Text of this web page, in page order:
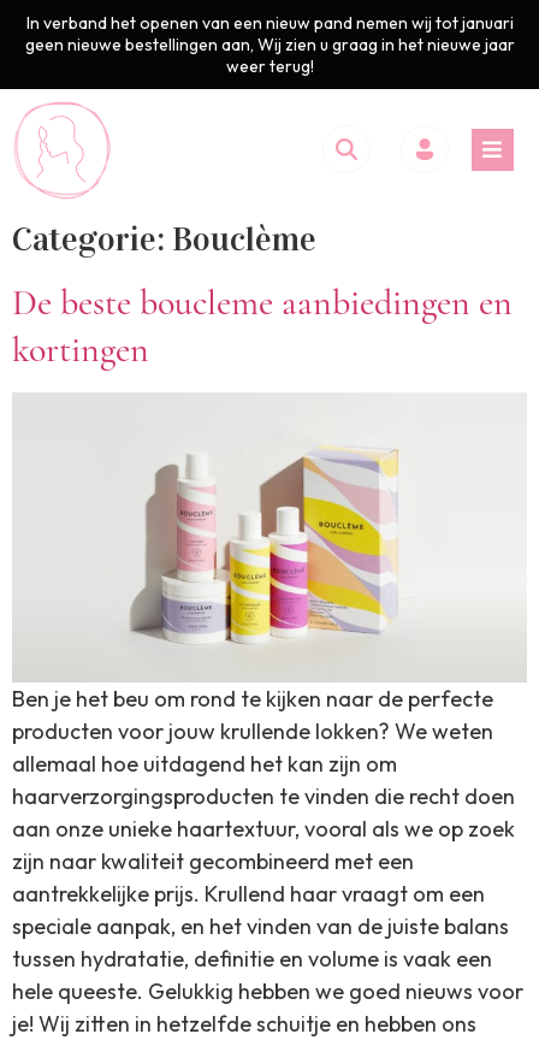
In verband het openen van een nieuw pand nemen wij tot januari
geen nieuwe bestellingen aan, Wij zien u graag in het nieuwe jaar
weer terug!
Categorie: Bouclème
De beste boucleme aanbiedingen en
kortingen
Ben je het beu om rond te kijken naar de perfecte
producten voor jouw krullende lokken? We weten
allemaal hoe uitdagend het kan zijn om
haarverzorgingsproducten te vinden die recht doen
aan onze unieke haartextuur, vooral als we op zoek
zijn naar kwaliteit gecombineerd met een
aantrekkelijke prijs. Krullend haar vraagt om een
speciale aanpak, en het vinden van de juiste balans
tussen hydratatie, definitie en volume is vaak een
hele queeste. Gelukkig hebben we goed nieuws voor
je! Wij zitten in hetzelfde schuitje en hebben ons